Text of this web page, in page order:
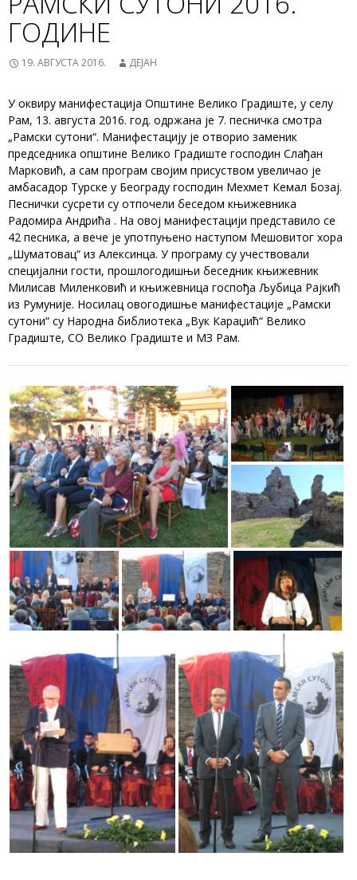
ГОДИНЕ
19. АВГУСТА 2016. ДЕЈАН
У оквиру манифестација Општине Велико Градиште, у селу
Рам, 13. августа 2016. год. одржана је 7. песничка смотра
„Рамски сутони“. Манифестацију је отворио заменик
председника општине Велико Градиште господин Слађан
Марковић, а сам програм својим присуством увеличао је
амбасадор Турске у Београду господин Мехмет Кемал Бозај.
Песнички сусрети су отпочели беседом књижевника
Радомира Андрића . На овој манифестацији представило се
42 песника, а вече је употпуњено наступом Мешовитог хора
„Шуматовац“ из Алексинца. У програму су учествовали
специјални гости, прошлогодишњи беседник књижевник
Милисав Миленковић и књижевница госпођа Љубица Рајкић
из Румуније. Носилац овогодишње манифестације „Рамски
сутони“ су Народна библиотека „Вук Караџић“ Велико
Градиште, СО Велико Градиште и МЗ Рам.